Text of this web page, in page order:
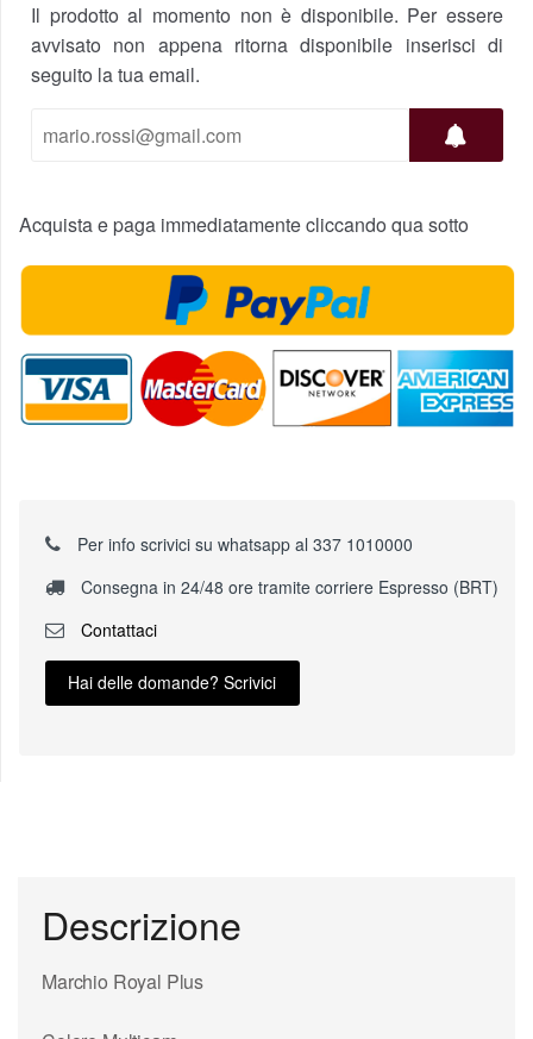
Il prodotto al momento non è disponibile. Per essere
avvisato non appena ritorna disponibile inserisci di
seguito la tua email.
Acquista e paga immediatamente cliccando qua sotto
Per info scrivici su whatsapp al 337 1010000
Consegna in 24/48 ore tramite corriere Espresso (BRT)
Contattaci
Hai delle domande? Scrivici
Descrizione
Marchio Royal Plus